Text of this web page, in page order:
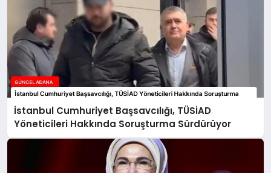
İstanbul Cumhuriyet Başsavcılığı, TÜSİAD
Yöneticileri Hakkında Soruşturma Sürdürüyor